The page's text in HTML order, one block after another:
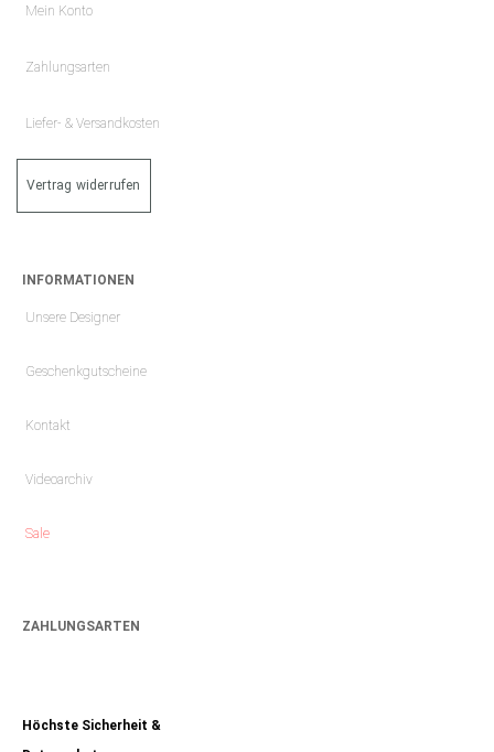
Mein Konto
Zahlungsarten
Liefer- & Versandkosten
Vertrag widerrufen
INFORMATIONEN
Unsere Designer
Geschenkgutscheine
Kontakt
Videoarchiv
Sale
ZAHLUNGSARTEN
Höchste Sicherheit &